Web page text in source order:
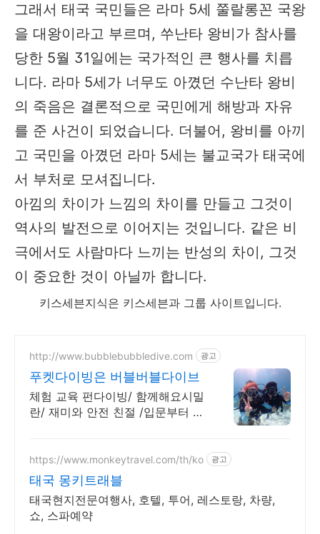
그래서 태국 국민들은 라마 5세 쭐랄롱꼰 국왕
을 대왕이라고 부르며, 쑤난타 왕비가 참사를
당한 5월 31일에는 국가적인 큰 행사를 치릅
니다. 라마 5세가 너무도 아꼈던 수난타 왕비
의 죽음은 결론적으로 국민에게 해방과 자유
를 준 사건이 되었습니다. 더불어, 왕비를 아끼
고 국민을 아꼈던 라마 5세는 불교국가 태국에
서 부처로 모셔집니다.
아낌의 차이가 느낌의 차이를 만들고 그것이
역사의 발전으로 이어지는 것입니다. 같은 비
극에서도 사람마다 느끼는 반성의 차이, 그것
이 중요한 것이 아닐까 합니다.
키스세븐지식은 키스세븐과 그룹 사이트입니다.
http://www.bubblebubbledive.com 광고
푸켓다이빙은 버블버블다이브
체험 교육 펀다이빙/ 함께해요시밀
란/ 재미와 안전 친절 /입문부터 강
더편하게
https://www.monkeytravel.com/th/ko 광고
태국 몽키트래블
태국현지전문여행사, 호텔, 투어, 레스토랑, 차량,
쇼, 스파예약